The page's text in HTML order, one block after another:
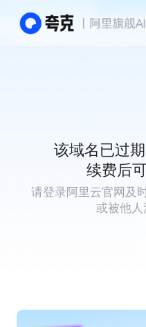
该域名已过
续费后
请登录阿里云官网及
或被他人